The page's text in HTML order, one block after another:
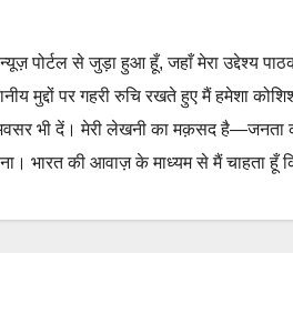
पोर्टल से जुड़ा हुआ हूँ, जहाँ मेरा उद्देश्य
मुद्दों पर गहरी रुचि रखते हुए मैं हमेशा
भी दें। मेरी लेखनी का मक़सद है—जनता
भारत की आवाज़ के माध्यम से मैं